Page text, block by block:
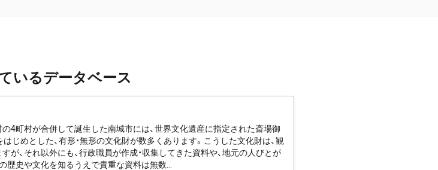
いるデータベース
の4町村が合併して誕生した南城市には、世界文化遺産に指定された斎場御
じめとした、有形・無形の文化財が数多くあります。こうした文化財は、観
が、それ以外にも、行政職員が作成・収集してきた資料や、地元の人びとが
歴史や文化を知るうえで貴重な資料は無数...